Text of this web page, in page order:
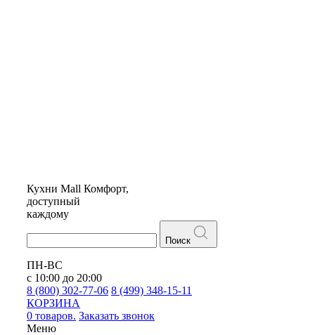
Кухни Mall Комфорт,
доступный
каждому
Поиск
ПН-ВС
с 10:00 до 20:00
8 (800) 302-77-06 8 (499) 348-15-11
КОРЗИНА
0 товаров. Заказать звонок
Меню